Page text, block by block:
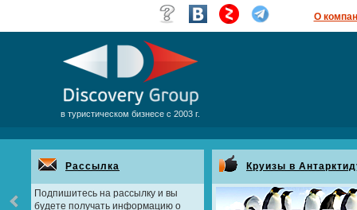
О
в туристическом бизнесе с 2003 г.
Рассылка
Подпишитесь на рассылку и вы
будете получать информацию о
Круизы в